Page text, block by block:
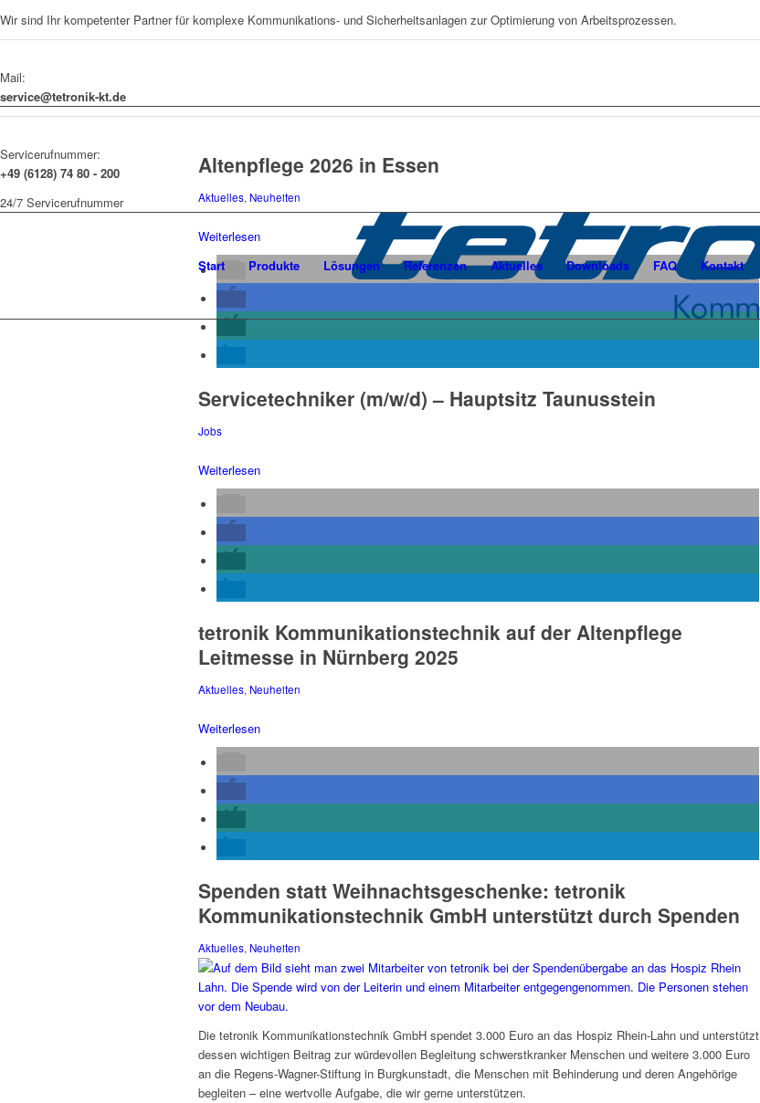
Wir sind Ihr kompetenter Partner für komplexe Kommunikations- und Sicherheitsanlagen zur Optimierung von Arbeitsprozessen.
Mail:
service@tetronik-kt.de
Servicerufnummer:
+49 (6128) 74 80 - 200
24/7 Servicerufnummer
Start Produkte Lösungen Referenzen Aktuelles Downloads FAQ Kontakt
Altenpflege 2026 in Essen
Aktuelles, Neuheiten
Weiterlesen
Servicetechniker (m/w/d) – Hauptsitz Taunusstein
Jobs
Weiterlesen
tetronik Kommunikationstechnik auf der Altenpflege
Leitmesse in Nürnberg 2025
Aktuelles, Neuheiten
Weiterlesen
Spenden statt Weihnachtsgeschenke: tetronik
Kommunikationstechnik GmbH unterstützt durch Spenden
Aktuelles, Neuheiten
Die tetronik Kommunikationstechnik GmbH spendet 3.000 Euro an das Hospiz Rhein-Lahn und unterstützt
dessen wichtigen Beitrag zur würdevollen Begleitung schwerstkranker Menschen und weitere 3.000 Euro
an die Regens-Wagner-Stiftung in Burgkunstadt, die Menschen mit Behinderung und deren Angehörige
begleiten – eine wertvolle Aufgabe, die wir gerne unterstützen.